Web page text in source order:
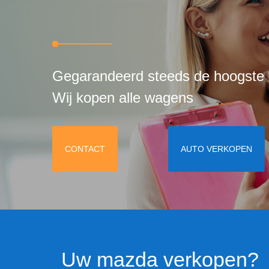
Gegarandeerd steeds de hoogste
Wij kopen alle wagens
CONTACT AUTO VERKOPEN
Uw mazda verkopen?